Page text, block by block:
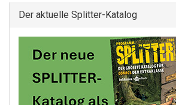
Der aktuelle Splitter-Katalog